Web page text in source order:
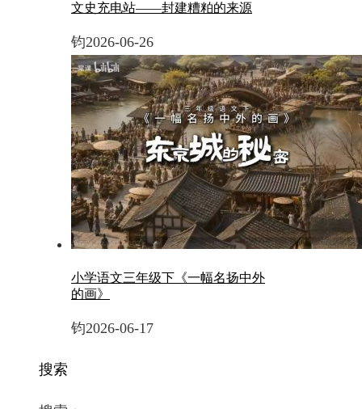
文史充电站——封建糟粕的来源
钧2026-06-26
小学语文三年级下《一幅名扬中外
的画》
钧2026-06-17
搜索